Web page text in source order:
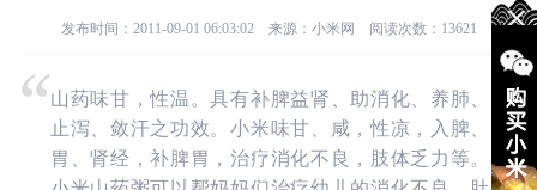
发布时间：2011-09-01 06:03:02 来源： 小米网 阅读次数：13621
山药味甘，性温。具有补脾益肾、助消化、养肺、
止泻、敛汗之功效。小米味甘、咸，性凉，入脾、
胃、肾经，补脾胃，治疗消化不良，肢体乏力等。